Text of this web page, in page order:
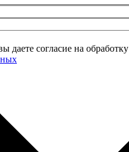
даете согласие на обработку